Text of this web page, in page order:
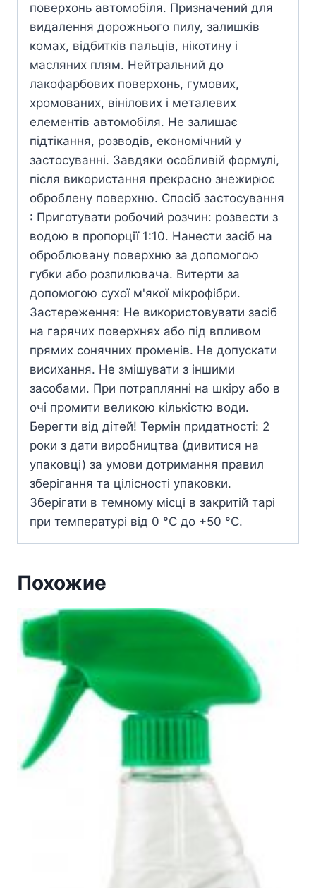
поверхонь автомобіля. Призначений для
видалення дорожнього пилу, залишків
комах, відбитків пальців, нікотину і
масляних плям. Нейтральний до
лакофарбових поверхонь, гумових,
хромованих, вінілових і металевих
елементів автомобіля. Не залишає
підтікання, розводів, економічний у
застосуванні. Завдяки особливій формулі,
після використання прекрасно знежирює
оброблену поверхню. Спосіб застосування
: Приготувати робочий розчин: розвести з
водою в пропорції 1:10. Нанести засіб на
оброблювану поверхню за допомогою
губки або розпилювача. Витерти за
допомогою сухої м'якої мікрофібри.
Застереження: Не використовувати засіб
на гарячих поверхнях або під впливом
прямих сонячних променів. Не допускати
висихання. Не змішувати з іншими
засобами. При потраплянні на шкіру або в
очі промити великою кількістю води.
Берегти від дітей! Термін придатності: 2
роки з дати виробництва (дивитися на
упаковці) за умови дотримання правил
зберігання та цілісності упаковки.
Зберігати в темному місці в закритій тарі
при температурі від 0 °С до +50 °С.
Похожие